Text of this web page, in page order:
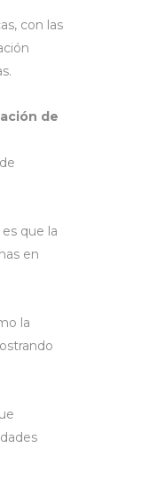
con las
de
que la
en
la